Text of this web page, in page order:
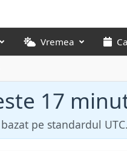
Vremea
17
pe standardul UTC.